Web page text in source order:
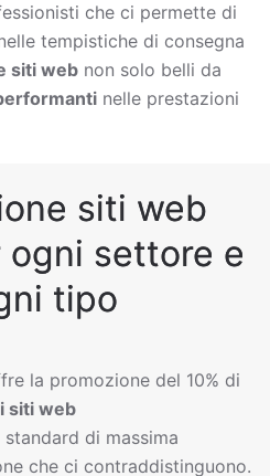
che ci permette di
tempistiche di consegna
siti web non solo belli da
nelle prestazioni
siti web
ogni settore e
tipo
la promozione del 10% di
siti web
di massima
che ci contraddistinguono.